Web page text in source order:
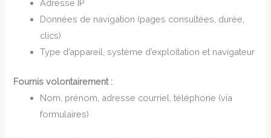
Adresse IP
Données de navigation (pages consultées, durée,
clics)
Type d’appareil, système d’exploitation et navigateur
Fournis volontairement :
Nom, prénom, adresse courriel, téléphone (via
formulaires)